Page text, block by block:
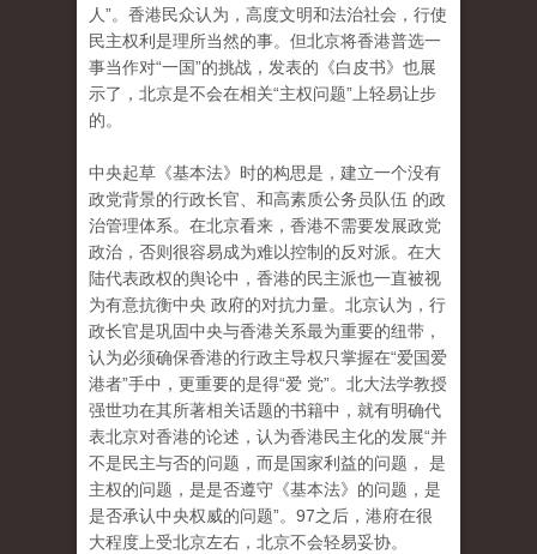
人”。香港民众认为，高度文明和法治社会，行使
民主权利是理所当然的事。但北京将香港普选一
事当作对“一国”的挑战，发表的《白皮书》也展
示了，北京是不会在相关“主权问题”上轻易让步
的。
中央起草《基本法》时的构思是，建立一个没有
政党背景的行政长官、和高素质公务员队伍 的政
治管理体系。在北京看来，香港不需要发展政党
政治，否则很容易成为难以控制的反对派。在大
陆代表政权的舆论中，香港的民主派也一直被视
为有意抗衡中央 政府的对抗力量。北京认为，行
政长官是巩固中央与香港关系最为重要的纽带，
认为必须确保香港的行政主导权只掌握在“爱国爱
港者”手中，更重要的是得“爱 党”。北大法学教授
强世功在其所著相关话题的书籍中，就有明确代
表北京对香港的论述，认为香港民主化的发展“并
不是民主与否的问题，而是国家利益的问题， 是
主权的问题，是是否遵守《基本法》的问题，是
是否承认中央权威的问题”。97之后，港府在很
大程度上受北京左右，北京不会轻易妥协。